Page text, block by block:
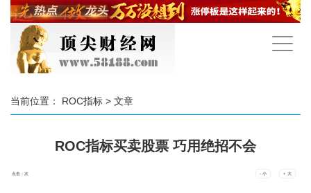
手
机
当前位置： ROC指标 > 文章
ROC指标买卖股票 巧用绝招不会
点击：次 - 小 + 大